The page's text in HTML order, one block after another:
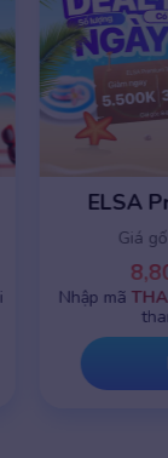
ELSA
Giá gốc:
Nhập mãTHANG8
thanh